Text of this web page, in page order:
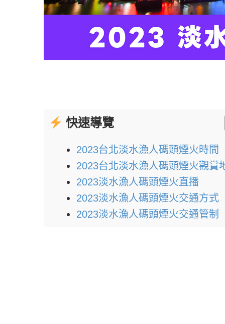
快速導覽
2023台北淡水漁人碼頭煙火時間
2023台北淡水漁人碼頭煙火觀賞
2023淡水漁人碼頭煙火直播
2023淡水漁人碼頭煙火交通方式
2023淡水漁人碼頭煙火交通管制